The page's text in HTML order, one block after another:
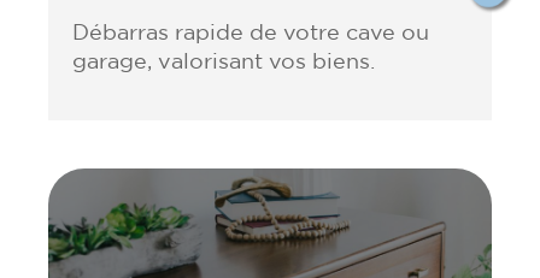
Débarras rapide de votre cave ou
garage, valorisant vos biens.